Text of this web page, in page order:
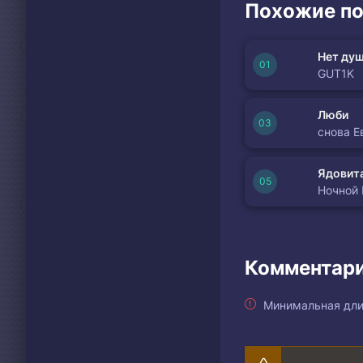
О том как я скучаю
Пусть льется по
Ромашки розы
Похожие
Нет
GUT1K
Люби
снова
Минимальная